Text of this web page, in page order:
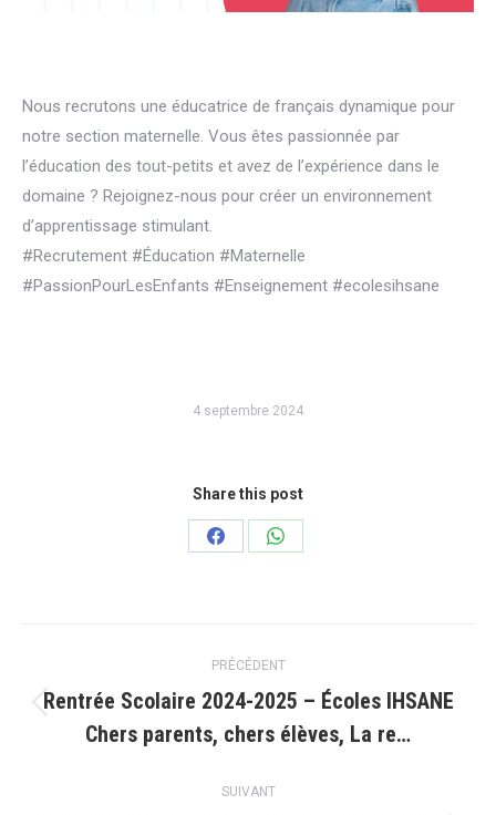
Nous recrutons une éducatrice de français dynamique pour
notre section maternelle. Vous êtes passionnée par
l’éducation des tout-petits et avez de l’expérience dans le
domaine ? Rejoignez-nous pour créer un environnement
d’apprentissage stimulant.
#Recrutement #Éducation #Maternelle
#PassionPourLesEnfants #Enseignement #ecolesihsane
4 septembre 2024
Share this post
PartagerPartager
article
PRÉCÉDENT
Article
précédent
Rentrée Scolaire 2024-2025 – Écoles IHSANE
Chers parents, chers élèves, La re…
SUIVANT